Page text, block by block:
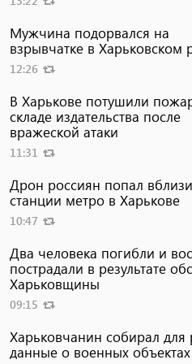
Мужчина подорвался на
взрывчатке в Харьковском
12:26
В Харькове потушили
складе издательства после
вражеской атаки
11:31
Дрон россиян попал вблизи
станции метро в Харькове
10:47
Два человека погибли и
пострадали в результате
Харьковщины
09:15
Харьковчанин собирал для
данные о военных объектах